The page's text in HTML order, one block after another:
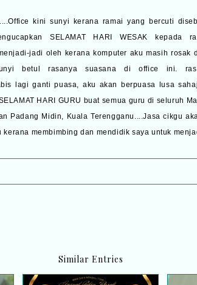
kini sunyi kerana ramai yang bercuti
SELAMAT HARI WESAK kepada
jadi oleh kerana komputer aku masih rosak
betul rasanya suasana di office ini.
lagi ganti puasa, aku akan berpuasa lusa
HARI GURU buat semua guru di seluruh
Padang Midin, Kuala Terengganu....Jasa cikgu
membimbing dan mendidik saya untuk
Similar Entries